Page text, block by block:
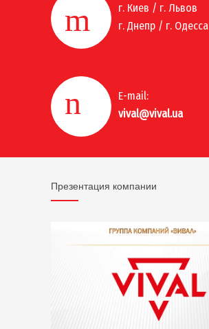
г. Киев / г. Львов
г. Днепр / г. Одесса
E-mail:
vival@vival.ua
Презентация компании